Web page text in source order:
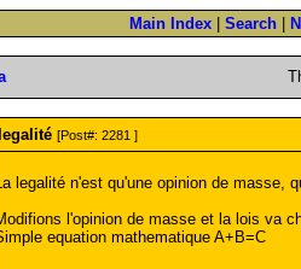
Main Index Search
legalité [Post#: 2281 ]
legalité n'est qu'une opinion de masse,
l'opinion de masse et la lois va
equation mathematique A+B=C